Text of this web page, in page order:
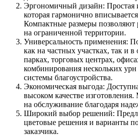
Эргономичный дизайн: Простая
которая гармонично
Компактные размеры позволяют
на ограниченной территории.
Универсальность применения:
как на частных участках, так и
парках, торговых центрах,
комбинирования нескольких
системы благоустройства.
Экономическая выгода:
высоком качестве
на обслуживание благодаря
Широкий выбор решений:
цветовые решения и варианты
заказчика.